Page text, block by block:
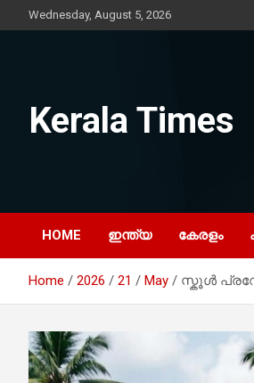
to
Wednesday, August 5, 2026
Kerala Times
HOME ഇന്ത്യ കേരളം
Home 2026 21 May സ്കൂൾ